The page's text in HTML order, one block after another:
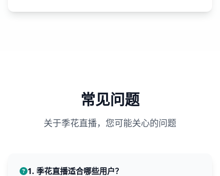
常见问题
关于季花直播，您可能关心的问题
1. 季花直播适合哪些用户？